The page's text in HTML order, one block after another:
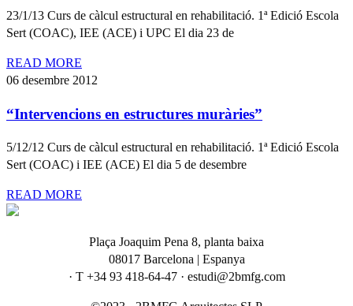
23/1/13 Curs de càlcul estructural en rehabilitació. 1ª Edició Escola
Sert (COAC), IEE (ACE) i UPC El dia 23 de
READ MORE
06 desembre 2012
“Intervencions en estructures muràries”
5/12/12 Curs de càlcul estructural en rehabilitació. 1ª Edició Escola
Sert (COAC) i IEE (ACE) El dia 5 de desembre
READ MORE
Plaça Joaquim Pena 8, planta baixa
08017 Barcelona | Espanya
· T +34 93 418-64-47 · estudi@2bmfg.com